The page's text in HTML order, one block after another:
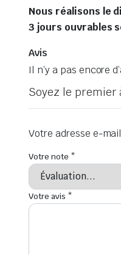
Nous réalisons le
3 jours ouvrables
Avis
Il n’y a pas encore
Soyez le premier
Votre adresse e-
Votre note *
Votre avis *